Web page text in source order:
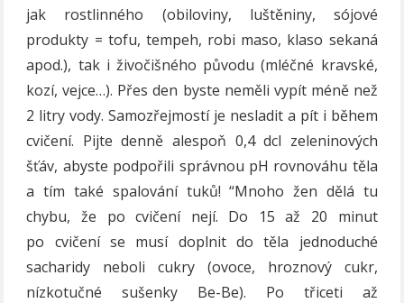
jak rostlinného (obiloviny, luštěniny, sójové
produkty = tofu, tempeh, robi maso, klaso sekaná
apod.), tak i živočišného původu (mléčné kravské,
kozí, vejce…). Přes den byste neměli vypít méně než
2 litry vody. Samozřejmostí je nesladit a pít i během
cvičení. Pijte denně alespoň 0,4 dcl zeleninových
šťáv, abyste podpořili správnou pH rovnováhu těla
a tím také spalování tuků! “Mnoho žen dělá tu
chybu, že po cvičení nejí. Do 15 až 20 minut
po cvičení se musí doplnit do těla jednoduché
sacharidy neboli cukry (ovoce, hroznový cukr,
nízkotučné sušenky Be-Be). Po třiceti až